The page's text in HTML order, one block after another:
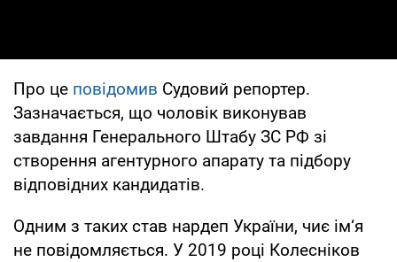
Про це повідомив Судовий репортер.
Зазначається, що чоловік виконував
завдання Генерального Штабу ЗС РФ зі
створення агентурного апарату та підбору
відповідних кандидатів.
Одним з таких став нардеп України, чиє ім‘я
не повідомляється. У 2019 році Колесніков